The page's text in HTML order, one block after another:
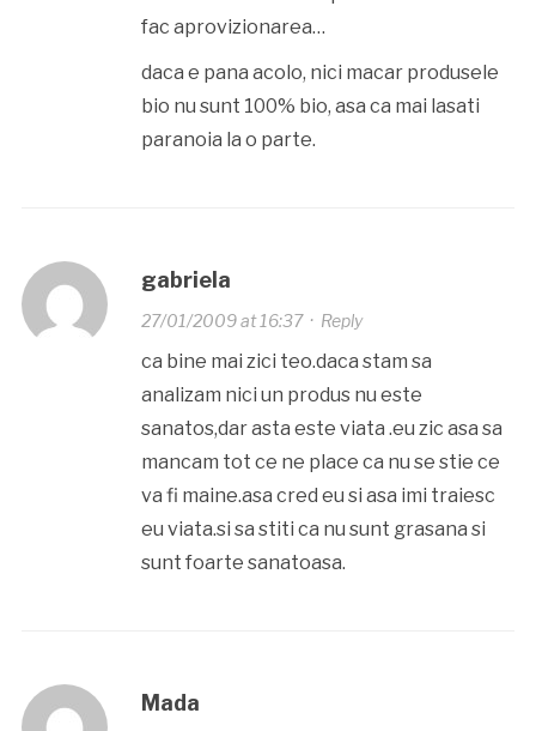
fac aprovizionarea…
daca e pana acolo, nici macar produsele
bio nu sunt 100% bio, asa ca mai lasati
paranoia la o parte.
gabriela
27/01/2009 at 16:37· Reply
ca bine mai zici teo.daca stam sa
analizam nici un produs nu este
sanatos,dar asta este viata .eu zic asa sa
mancam tot ce ne place ca nu se stie ce
va fi maine.asa cred eu si asa imi traiesc
eu viata.si sa stiti ca nu sunt grasana si
sunt foarte sanatoasa.
Mada